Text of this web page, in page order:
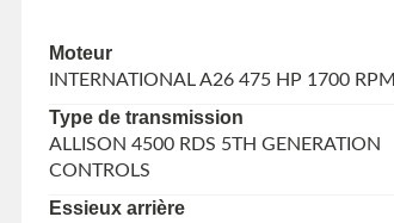
Moteur
INTERNATIONAL A26 475 HP 1700 RPM
Type de transmission
ALLISON 4500 RDS 5TH GENERATION
CONTROLS
Essieux arrière